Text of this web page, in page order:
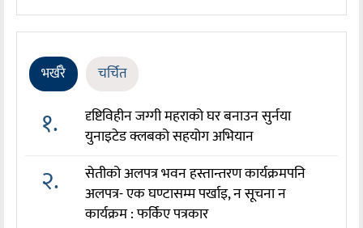
भर्खरै चर्चित
१.
दृष्टिविहीन जग्गी महराको घर बनाउन सुर्नया
युनाइटेड क्लबको सहयोग अभियान
२.
सेतीको अलपत्र भवन हस्तान्तरण कार्यक्रमपनि
अलपत्र- एक घण्टासम्म पर्खाइ, न सूचना न
कार्यक्रम : फर्किए पत्रकार